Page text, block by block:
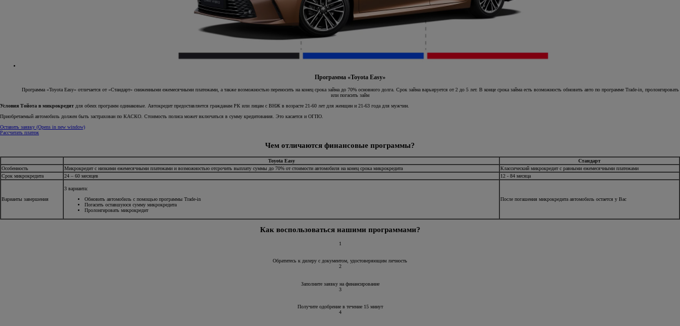
Программа «Toyota Easy»
Программа «Toyota Easy» отличается от «Стандарт» сниженными ежемесячными платежами, а также возможностью переносить на конец срока займа до 70% основного долга. Срок займа варьируется от 2 до 5 лет. В конце срока займа есть возможность обновить авто по программе Trade-in, пролонгировать
или погасить займ
Условия Тойота в микрокредит для обеих программ одинаковые. Автокредит предоставляется гражданам РК или лицам с ВНЖ в возрасте 21-60 лет для женщин и 21-63 года для мужчин.
Приобретаемый автомобиль должен быть застрахован по КАСКО. Стоимость полиса может включаться в сумму кредитования. Это касается и ОГПО.
Оставить заявку (Opens in new window)
Рассчитать платеж
Чем отличаются финансовые программы?
Toyota Easy
Стандарт
Особенность
Микрокредит с низкими ежемесячными платежами и возможностью отсрочить выплату суммы до 70% от стоимости автомобиля на конец срока микрокредита
Классический микрокредит с равными ежемесячными платежами
Срок микрокредита
24 – 60 месяцев 12 - 84 месяца
Варианты завершения
3 варианта:
Обновить автомобиль с помощью программы Trade-in
Погасить оставшуюся сумму микрокредита
Пролонгировать микрокредит
После погашения микрокредита автомобиль остается у Вас
Как воспользоваться нашими программами?
1
Обратитесь к дилеру с документом, удостоверяющим личность
2
Заполните заявку на финансирование
3
Получите одобрение в течение 15 минут
4